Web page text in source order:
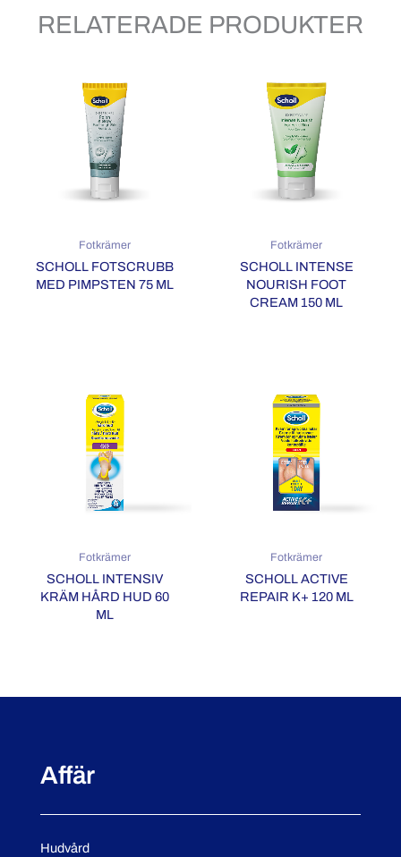
RELATERADE PRODUKTER
Fotkrämer
SCHOLL FOTSCRUBB
MED PIMPSTEN 75 ML
Fotkrämer
SCHOLL INTENSE
NOURISH FOOT
CREAM 150 ML
Fotkrämer
SCHOLL INTENSIV
KRÄM HÅRD HUD 60
ML
Fotkrämer
SCHOLL ACTIVE
REPAIR K+ 120 ML
Affär
Hudvård